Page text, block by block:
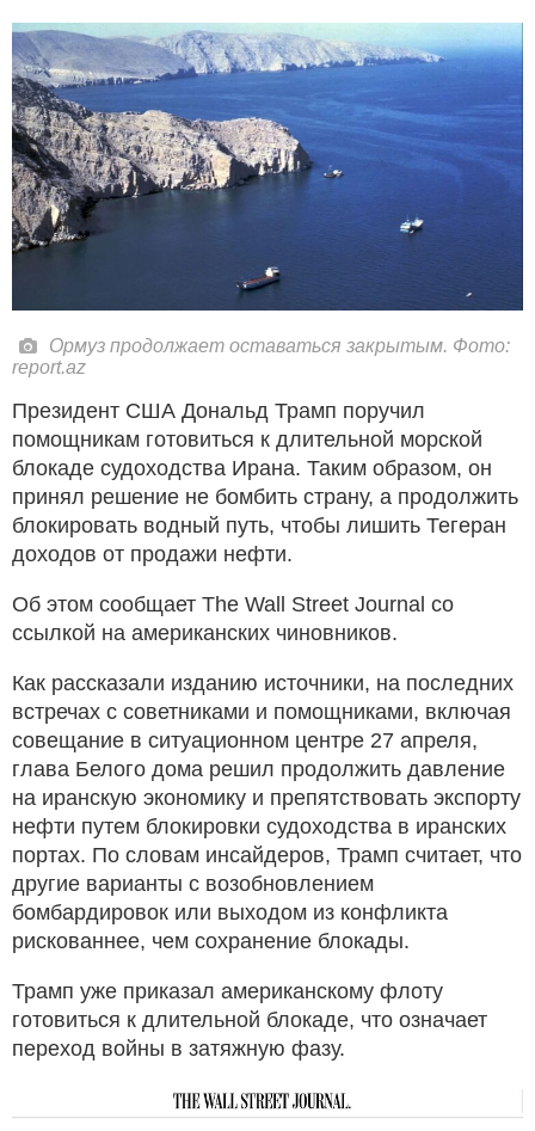
Ормуз продолжает оставаться закрытым. Фото:
report.az
Президент США Дональд Трамп поручил
помощникам готовиться к длительной морской
блокаде судоходства Ирана. Таким образом, он
принял решение не бомбить страну, а продолжить
блокировать водный путь, чтобы лишить Тегеран
доходов от продажи нефти.
Об этом сообщает The Wall Street Journal со
ссылкой на американских чиновников.
Как рассказали изданию источники, на последних
встречах с советниками и помощниками, включая
совещание в ситуационном центре 27 апреля,
глава Белого дома решил продолжить давление
на иранскую экономику и препятствовать экспорту
нефти путем блокировки судоходства в иранских
портах. По словам инсайдеров, Трамп считает, что
другие варианты с возобновлением
бомбардировок или выходом из конфликта
рискованнее, чем сохранение блокады.
Трамп уже приказал американскому флоту
готовиться к длительной блокаде, что означает
переход войны в затяжную фазу.